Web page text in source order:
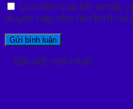
Lưu tên của tôi, email,
duyệt này cho lần bình
Bài viết mới nhất